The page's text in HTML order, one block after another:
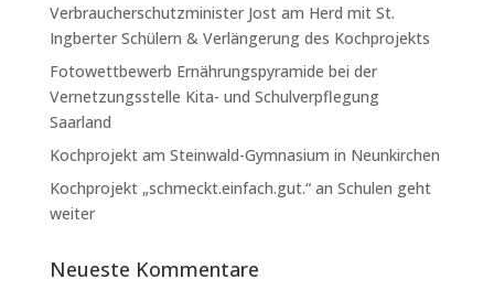
Verbraucherschutzminister Jost am Herd mit St.
Ingberter Schülern & Verlängerung des Kochprojekts
Fotowettbewerb Ernährungspyramide bei der
Vernetzungsstelle Kita- und Schulverpflegung
Saarland
Kochprojekt am Steinwald-Gymnasium in Neunkirchen
Kochprojekt „schmeckt.einfach.gut.“ an Schulen geht
weiter
Neueste Kommentare